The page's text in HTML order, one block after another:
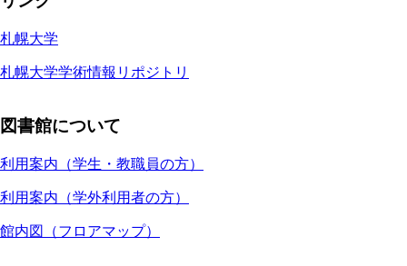
札幌大学
札幌大学学術情報リポジトリ
図書館について
利用案内（学生・教職員の方）
利用案内（学外利用者の方）
館内図（フロアマップ）